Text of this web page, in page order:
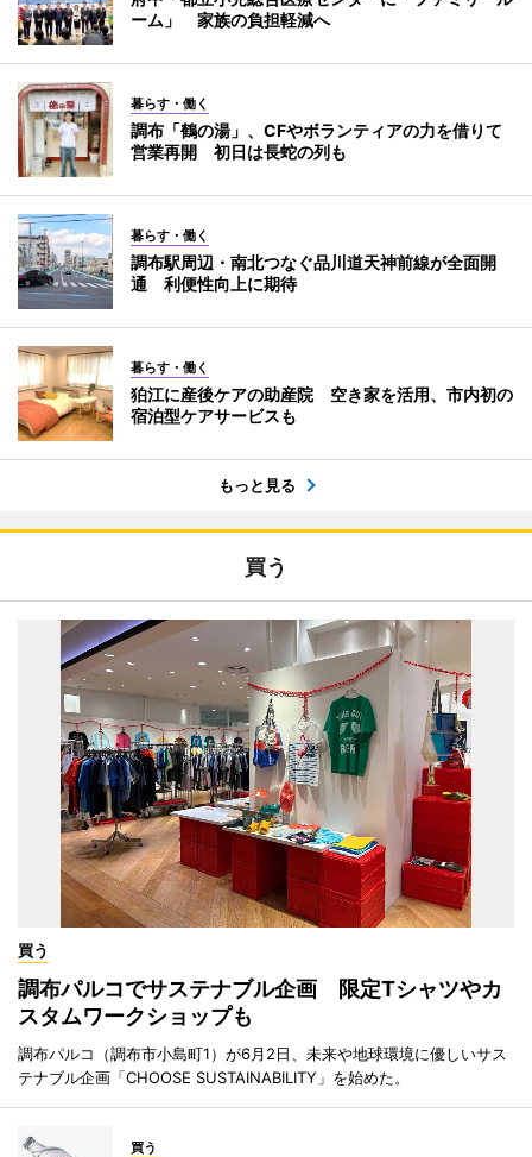
ーム」 家族の負担軽減へ
暮らす・働く
調布「鶴の湯」、CFやボランティアの力を借りて
営業再開 初日は長蛇の列も
暮らす・働く
調布駅周辺・南北つなぐ品川道天神前線が全面開
通 利便性向上に期待
暮らす・働く
狛江に産後ケアの助産院 空き家を活用、市内初の
宿泊型ケアサービスも
もっと見る
買う
買う
調布パルコでサステナブル企画 限定Tシャツやカ
スタムワークショップも
調布パルコ（調布市小島町1）が6月2日、未来や地球環境に優しいサス
テナブル企画「CHOOSE SUSTAINABILITY」を始めた。
買う